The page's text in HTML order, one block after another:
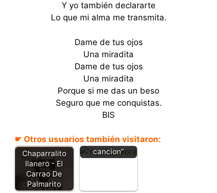
Y yo también declararte
Lo que mi alma me transmita.
Dame de tus ojos
Una miradita
Dame de tus ojos
Una miradita
Porque si me das un beso
Seguro que me conquistas.
BIS
☛ Otros usuarios también visitaron:
Chaparralito
llanero - El
Carrao De
Palmarito
Con la manea
cortiquita –
“Letra y
cancion”